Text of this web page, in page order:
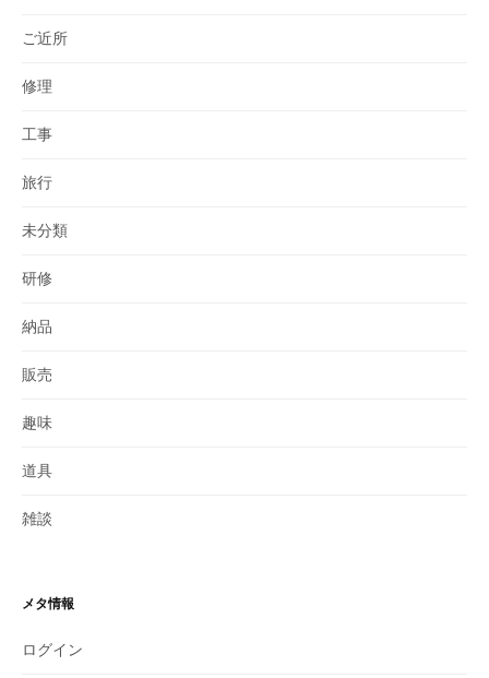
ご近所
修理
工事
旅行
未分類
研修
納品
販売
趣味
道具
雑談
メタ情報
ログイン